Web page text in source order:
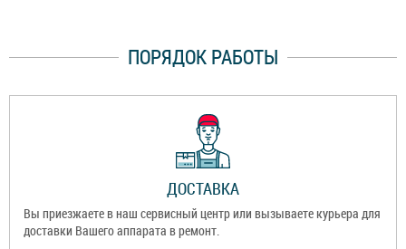
ПОРЯДОК РАБОТЫ
ДОСТАВКА
Вы приезжаете в наш сервисный центр или вызываете курьера для
доставки Вашего аппарата в ремонт.